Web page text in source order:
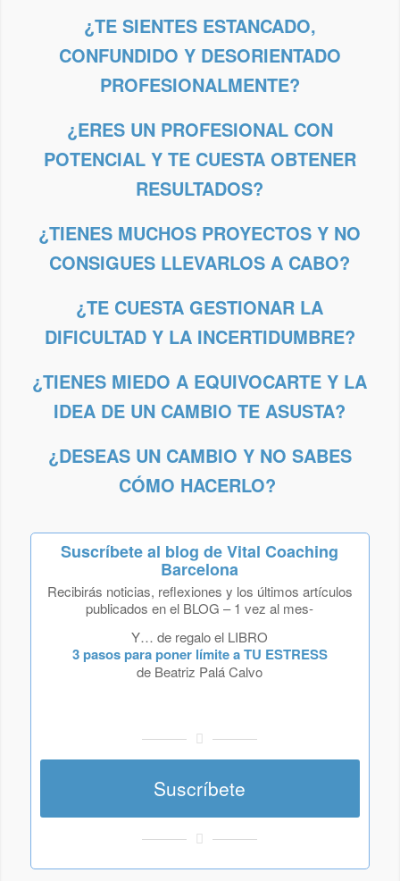
¿TE SIENTES ESTANCADO,
CONFUNDIDO Y DESORIENTADO
PROFESIONALMENTE?
¿ERES UN PROFESIONAL CON
POTENCIAL Y TE CUESTA OBTENER
RESULTADOS?
¿TIENES MUCHOS PROYECTOS Y NO
CONSIGUES LLEVARLOS A CABO?
¿TE CUESTA GESTIONAR LA
DIFICULTAD Y LA INCERTIDUMBRE?
¿TIENES MIEDO A EQUIVOCARTE Y LA
IDEA DE UN CAMBIO TE ASUSTA?
¿DESEAS UN CAMBIO Y NO SABES
CÓMO HACERLO?
Suscríbete al blog de Vital Coaching
Barcelona
Recibirás noticias, reflexiones y los últimos artículos
publicados en el BLOG – 1 vez al mes-
Y… de regalo el LIBRO
3 pasos para poner límite a TU ESTRESS
de Beatriz Palá Calvo
Suscríbete